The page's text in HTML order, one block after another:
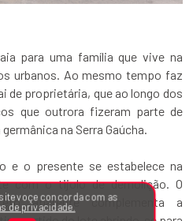
para uma família que vive na
urbanos. Ao mesmo tempo faz
de proprietária, que ao longo dos
que outrora fizeram parte de
na Serra Gaúcha.
e o presente se estabelece na
com o tijolo de demolição. O
aparente complementa a
voçe concorda com as
de privacidade.